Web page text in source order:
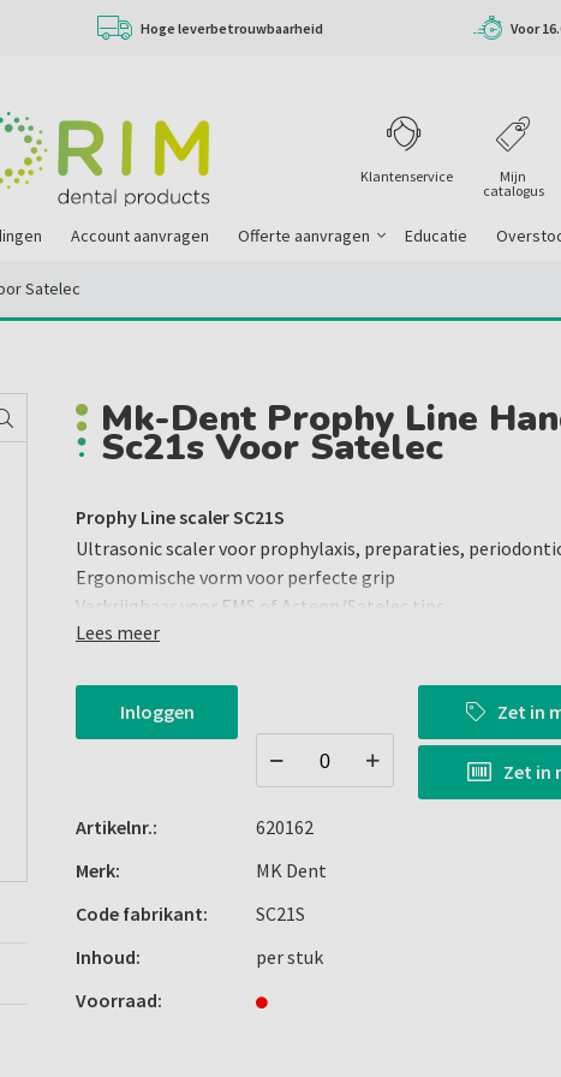
Hoge leverbetrouwbaarheid Voor
Mijn
catalogus
Klantenservice
Account aanvragen Offerte aanvragen Educatie
Satelec
Mk-Dent Prophy Line
Sc21s Voor Satelec
Prophy Line scaler SC21S
Ultrasonic scaler voor prophylaxis, preparaties,
Ergonomische vorm voor perfecte grip
Verkrijgbaar voor EMS of Acteon/Satelec tips
Pijnvrije behandeling voor de patient door lineare
Cover: Staal
Frequentie: 24-33 kHz
Lees meer
Inloggen Zet in
Zet in
Artikelnr.:
620162
Merk:
MK Dent
Code fabrikant:
SC21S
Inhoud:
per stuk
Voorraad: